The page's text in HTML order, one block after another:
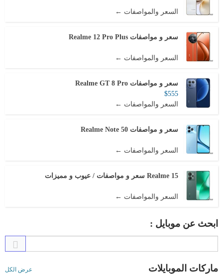
السعر والمواصفات ←
سعر و مواصفات Realme 12 Pro Plus
السعر والمواصفات ←
سعر و مواصفات Realme GT 8 Pro
$555
السعر والمواصفات ←
سعر و مواصفات Realme Note 50
السعر والمواصفات ←
Realme 15 سعر و مواصفات / عيوب و مميزات
السعر والمواصفات ←
ابحث عن موبايل :
ماركات الموبايلات عرض الكل